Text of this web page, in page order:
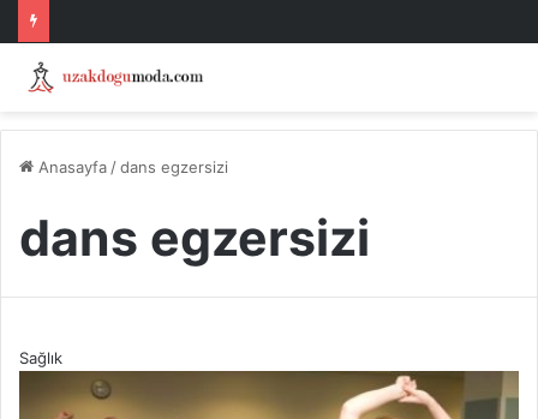
Anasayfa /dans egzersizi
dans egzersizi
Sağlık